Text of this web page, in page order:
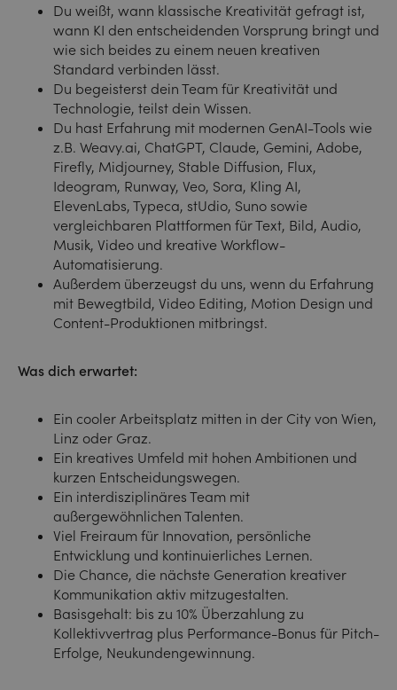
Du weißt, wann klassische Kreativität gefragt ist,
wann KI den entscheidenden Vorsprung bringt und
wie sich beides zu einem neuen kreativen
Standard verbinden lässt.
Du begeisterst dein Team für Kreativität und
Technologie, teilst dein Wissen.
Du hast Erfahrung mit modernen GenAI-Tools wie
z.B. Weavy.ai, ChatGPT, Claude, Gemini, Adobe,
Firefly, Midjourney, Stable Diffusion, Flux,
Ideogram, Runway, Veo, Sora, Kling AI,
ElevenLabs, Typeca, stUdio, Suno sowie
vergleichbaren Plattformen für Text, Bild, Audio,
Musik, Video und kreative Workflow-
Automatisierung.
Außerdem überzeugst du uns, wenn du Erfahrung
mit Bewegtbild, Video Editing, Motion Design und
Content-Produktionen mitbringst.
Was dich erwartet:
Ein cooler Arbeitsplatz mitten in der City von Wien,
Linz oder Graz.
Ein kreatives Umfeld mit hohen Ambitionen und
kurzen Entscheidungswegen.
Ein interdisziplinäres Team mit
außergewöhnlichen Talenten.
Viel Freiraum für Innovation, persönliche
Entwicklung und kontinuierliches Lernen.
Die Chance, die nächste Generation kreativer
Kommunikation aktiv mitzugestalten.
Basisgehalt: bis zu 10% Überzahlung zu
Kollektivvertrag plus Performance-Bonus für Pitch-
Erfolge, Neukundengewinnung.